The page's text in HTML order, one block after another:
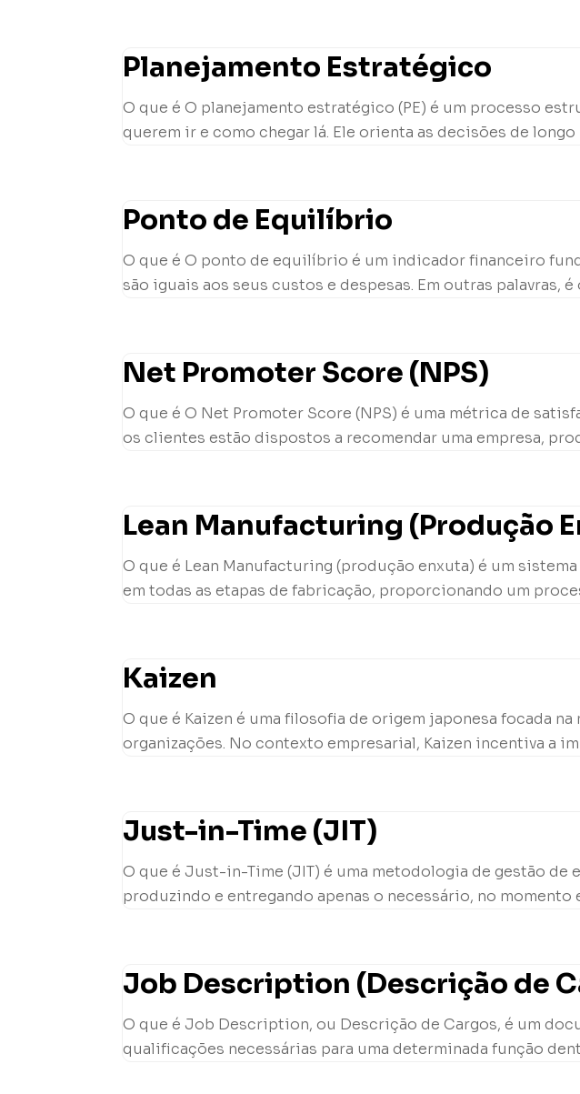
Planejamento Estratégico
O que é O planejamento estratégico (PE) é um processo
querem ir e como chegar lá. Ele orienta as decisões de longo
Ponto de Equilíbrio
O que é O ponto de equilíbrio é um indicador financeiro
são iguais aos seus custos e despesas. Em outras palavras, é
Net Promoter Score (NPS)
O que é O Net Promoter Score (NPS) é uma métrica de
os clientes estão dispostos a recomendar uma empresa,
Lean Manufacturing (Produção
O que é Lean Manufacturing (produção enxuta) é um
em todas as etapas de fabricação, proporcionando um
Kaizen
O que é Kaizen é uma filosofia de origem japonesa focada
organizações. No contexto empresarial, Kaizen incentiva a
Just-in-Time (JIT)
O que é Just-in-Time (JIT) é uma metodologia de gestão
produzindo e entregando apenas o necessário, no momento
Job Description (Descrição de
O que é Job Description, ou Descrição de Cargos, é um
qualificações necessárias para uma determinada função